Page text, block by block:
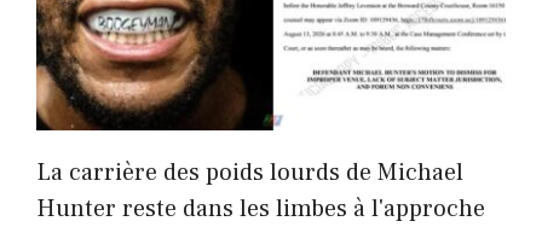
La carrière des poids lourds de Michael
Hunter reste dans les limbes à l'approche